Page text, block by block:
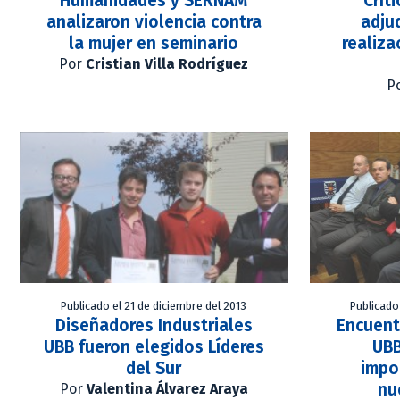
analizaron violencia contra
la mujer en seminario
Por Cristian Villa Rodríguez
Publicado el 21 de diciembre del 2013
Diseñadores Industriales
UBB fueron elegidos Líderes
del Sur
Por Valentina Álvarez Araya